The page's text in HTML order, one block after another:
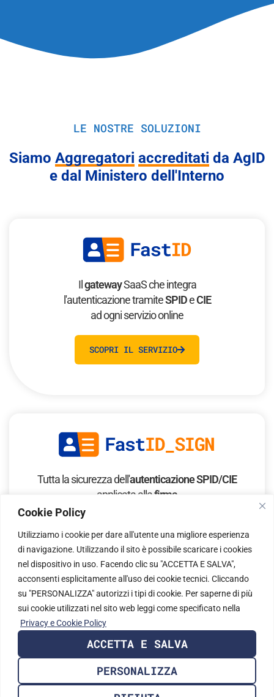
Cookie Policy
Utilizziamo i cookie per dare all'utente una migliore esperienza
di navigazione. Utilizzando il sito è possibile scaricare i cookies
nel dispositivo in uso. Facendo clic su "ACCETTA E SALVA",
acconsenti esplicitamente all'uso dei cookie tecnici. Cliccando
su "PERSONALIZZA" autorizzi i tipi di cookie. Per saperne di più
sui cookie utilizzati nel sito web leggi come specificato nella
Privacy e Cookie Policy
PERSONALIZZA
ACCETTA E SALVA
LE NOSTRE SOLUZIONI
Siamo Aggregatori accreditati da AgID
e dal Ministero dell'Interno
IlgatewaySaaS che integra
l'autenticazione tramiteSPIDeCIE
ad ogni servizio online
SCOPRI IL SERVIZIO
Tutta la sicurezza dell'autenticazione SPID/CIE
applicata allafirma
SCOPRI IL SERVIZIO
soluzionecheverificae certifica
l'identità digitaletramite